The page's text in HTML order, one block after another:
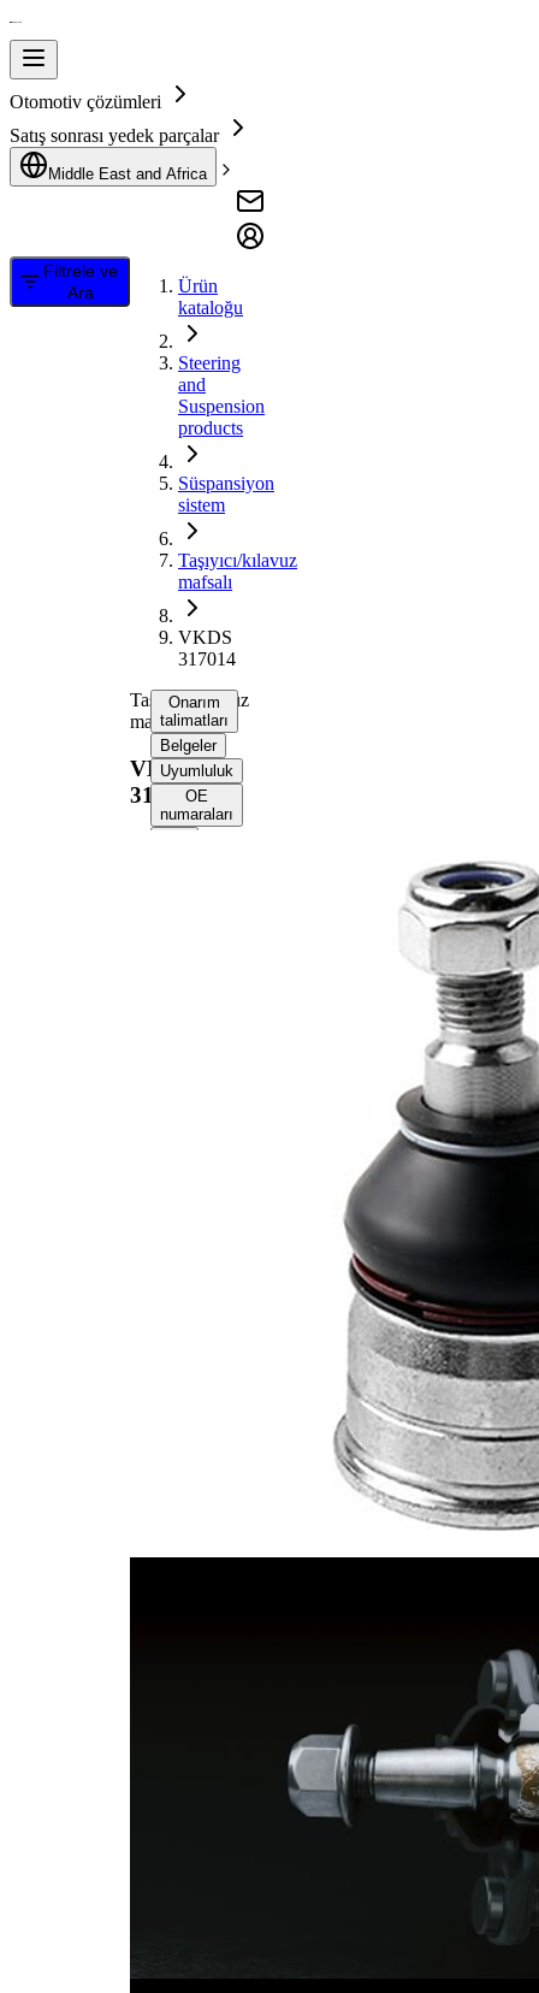
Otomotiv çözümleri
Satış sonrası yedek parçalar
Middle East and Africa
Filtrele ve
Ara
Ürün
kataloğu
Steering
and
Suspension
products
Süspansiyon
sistem
Taşıyıcı/kılavuz
mafsalı
VKDS
317014
Taşıyıcı/kılavuz
mafsalı
VKDS
317014
Onarım
talimatları
Belgeler
Uyumluluk
OE
numaraları